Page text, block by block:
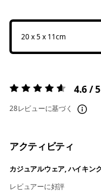
20 x 5 x 11cm
評価:4.6 / 5 4.6 / 5
28レビューに基づく
アクティビティ
カジュアルウェア, ハイキン
レビュアーに好評